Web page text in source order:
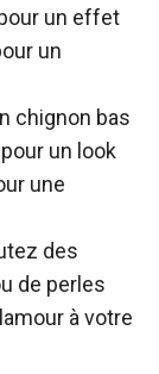
un effet
un
chignon bas
un look
une
des
de perles
à votre